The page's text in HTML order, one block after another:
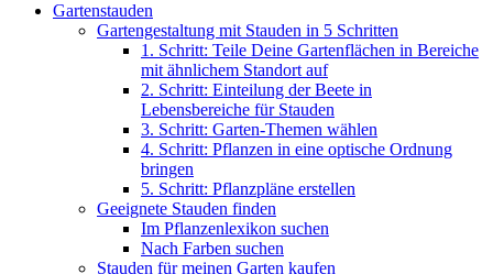
Gartenstauden
Gartengestaltung mit Stauden in 5 Schritten
1. Schritt: Teile Deine Gartenflächen in Bereiche
mit ähnlichem Standort auf
2. Schritt: Einteilung der Beete in
Lebensbereiche für Stauden
3. Schritt: Garten-Themen wählen
4. Schritt: Pflanzen in eine optische Ordnung
bringen
5. Schritt: Pflanzpläne erstellen
Geeignete Stauden finden
Im Pflanzenlexikon suchen
Nach Farben suchen
Stauden für meinen Garten kaufen